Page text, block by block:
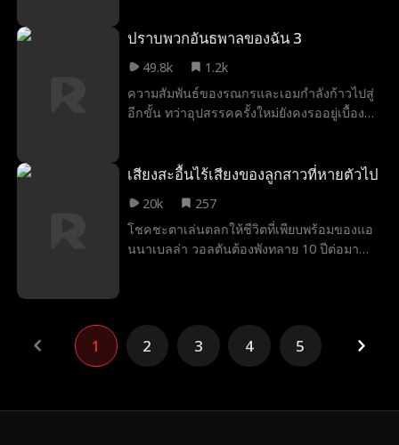
เทพ เขาได้รับการช่วยเหลือจากซูกิ รัสกิน และ
เบื้องหลัง แม็กซ์จะทวงคืนบัลลังก์ไซเบอร์คิง
ของเขาได้หรือไม่
ปราบพวกอันธพาลของฉัน 3
49.8k
1.2k
ความสัมพันธ์ของรณกรและเอมกำลังก้าวไปสู่
อีกขั้น ทว่าอุปสรรคครั้งใหม่ยังคงรออยู่เบื้อง
แก๊งสี่จตุรเทพ กำลังเดินทางมาถึงบทสุดท้าย
ห้ามพลาดเด็ดขาด
เสียงสะอื้นไร้เสียงของลูกสาวที่หายตัวไป
20k
257
โชคชะตาเล่นตลกให้ชีวิตที่เพียบพร้อมของแอ
นนาเบลล่า วอลตันต้องพังทลาย 10 ปีต่อมา
หมายให้พวกเขาคอยรังแก ตระกูลวอลตันจะรู้
ความจริงหรือไม่ หรือมันจะสายเกินไปสำหรับ
เอมีเลีย?
1 2 3 4 5